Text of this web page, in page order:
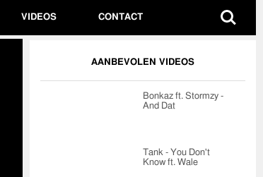
VIDEOS CONTACT
AANBEVOLEN VIDEOS
Bonkaz ft. Stormzy -
And Dat
Tank - You Don't
Know ft. Wale